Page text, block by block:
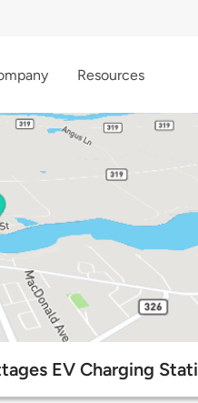
Resources
EV Charging